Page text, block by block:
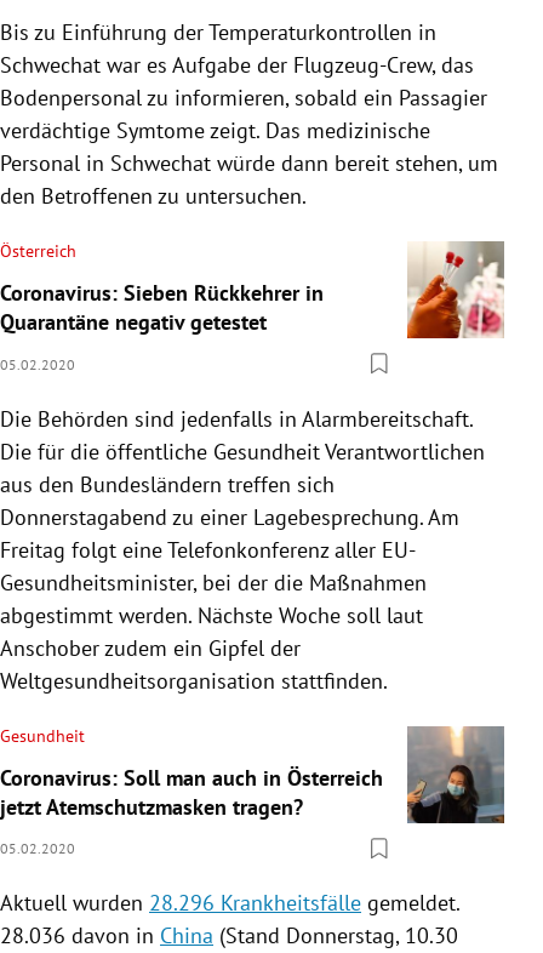
Bis zu Einführung der Temperaturkontrollen in
Schwechat war es Aufgabe der Flugzeug-Crew, das
Bodenpersonal zu informieren, sobald ein Passagier
verdächtige Symtome zeigt. Das medizinische
Personal in Schwechat würde dann bereit stehen, um
den Betroffenen zu untersuchen.
Österreich
Coronavirus: Sieben Rückkehrer in
Quarantäne negativ getestet
05.02.2020
Die Behörden sind jedenfalls in Alarmbereitschaft.
Die für die öffentliche Gesundheit Verantwortlichen
aus den Bundesländern treffen sich
Donnerstagabend zu einer Lagebesprechung. Am
Freitag folgt eine Telefonkonferenz aller EU-
Gesundheitsminister, bei der die Maßnahmen
abgestimmt werden. Nächste Woche soll laut
Anschoberzudem ein Gipfel der
Weltgesundheitsorganisation stattfinden.
Gesundheit
Coronavirus: Soll man auch in Österreich
jetzt Atemschutzmasken tragen?
05.02.2020
Aktuell wurden 28.296 Krankheitsfälle gemeldet.
28.036 davon in China (Stand Donnerstag, 10.30